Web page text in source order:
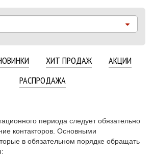
ХИТ ПРОДАЖ
АКЦИИ
РАСПРОДАЖА
периода следует обязательно
контакторов. Основными
в обязательном порядке обращать